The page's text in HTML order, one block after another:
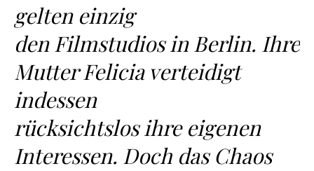
gelten einzig
den Filmstudios in Berlin. Ihre
Mutter Felicia verteidigt
indessen
rücksichtslos ihre eigenen
Interessen. Doch das Chaos